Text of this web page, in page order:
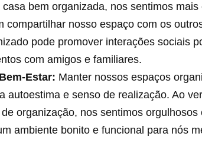
bem organizada, nos sentimos mais
compartilhar nosso espaço com os
pode promover interações sociais
com amigos e familiares.
Estar: Manter nossos espaços
autoestima e senso de realização. Ao
organização, nos sentimos orgulhosos
ambiente bonito e funcional para nós